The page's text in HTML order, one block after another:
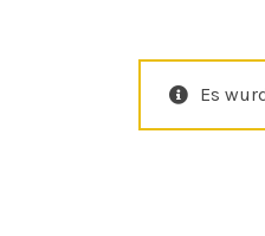
Es